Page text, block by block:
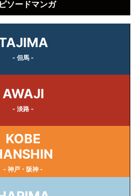
ソードマンガ
- 但馬 -
AWAJI
- 淡路 -
KOBE
- 神戸・阪神 -